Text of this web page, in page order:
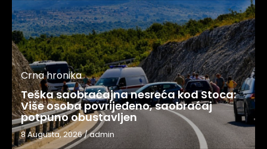
Crna hronika
Teška saobraćajna nesreća kod Stoca:
Više osoba povrijeđeno, saobraćaj
potpuno obustavljen
8 Augusta, 2026/admin